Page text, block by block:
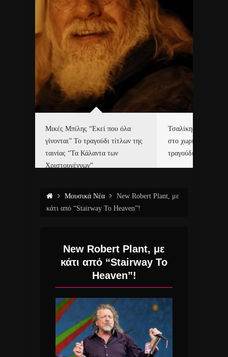
Μικές Μπίλης “Εκεί που όλα
γίνονται” Το τραγούδι τίτλων της
ταινίας “Τα Κάλαντα των
Χριστουγέννων”
Τσαλίκης,
στο χωριό του Άι
τραγούδι και video
Μουσικά Νέα
New Robert Plant, με
κάτι από “Stairway To Heaven”!
New Robert Plant, με
κάτι από “Stairway To
Heaven”!